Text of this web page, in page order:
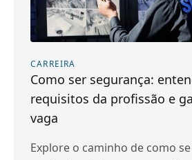
CARREIRA
Como ser segurança:
requisitos da profissão e
vaga
Explore o caminho de como